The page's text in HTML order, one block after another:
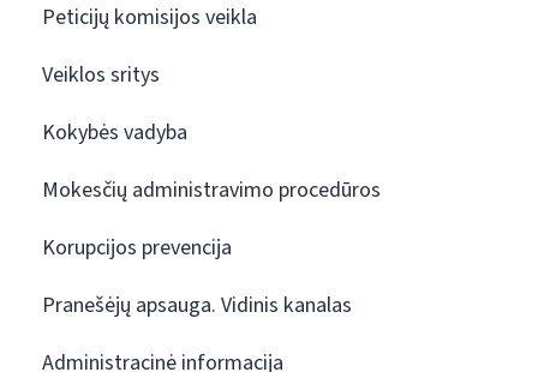
Peticijų komisijos veikla
Veiklos sritys
Kokybės vadyba
Mokesčių administravimo procedūros
Korupcijos prevencija
Pranešėjų apsauga. Vidinis kanalas
Administracinė informacija